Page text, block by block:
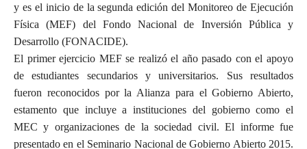
y es el inicio de la segunda edición del Monitoreo de Ejecución
Física (MEF) del Fondo Nacional de Inversión Pública y
Desarrollo (FONACIDE).
El primer ejercicio MEF se realizó el año pasado con el apoyo
de estudiantes secundarios y universitarios. Sus resultados
fueron reconocidos por la Alianza para el Gobierno Abierto,
estamento que incluye a instituciones del gobierno como el
MEC y organizaciones de la sociedad civil. El informe fue
presentado en el Seminario Nacional de Gobierno Abierto 2015.